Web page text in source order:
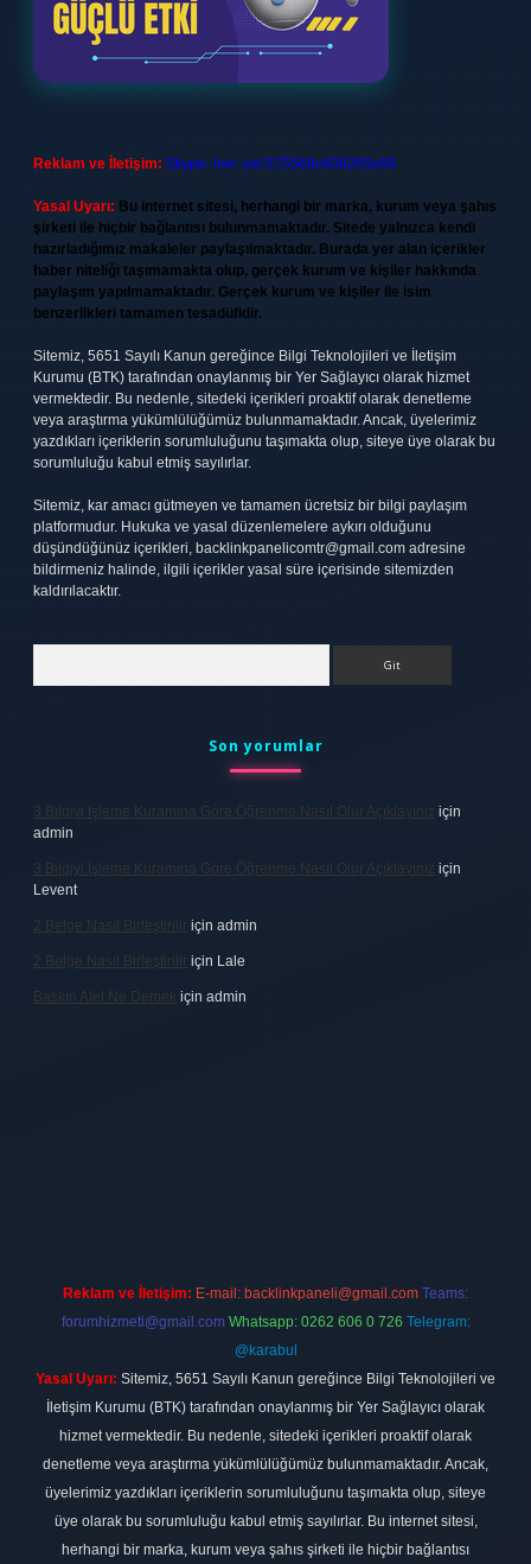
Reklam ve İletişim: Skype: live:.cid.575569c608265c69
Yasal Uyarı: Bu internet sitesi, herhangi bir marka, kurum veya şahıs
şirketi ile hiçbir bağlantısı bulunmamaktadır. Sitede yalnızca kendi
hazırladığımız makaleler paylaşılmaktadır. Burada yer alan içerikler
haber niteliği taşımamakta olup, gerçek kurum ve kişiler hakkında
paylaşım yapılmamaktadır. Gerçek kurum ve kişiler ile isim
benzerlikleri tamamen tesadüfidir.
Sitemiz, 5651 Sayılı Kanun gereğince Bilgi Teknolojileri ve İletişim
Kurumu (BTK) tarafından onaylanmış bir Yer Sağlayıcı olarak hizmet
vermektedir. Bu nedenle, sitedeki içerikleri proaktif olarak denetleme
veya araştırma yükümlülüğümüz bulunmamaktadır. Ancak, üyelerimiz
yazdıkları içeriklerin sorumluluğunu taşımakta olup, siteye üye olarak bu
sorumluluğu kabul etmiş sayılırlar.
Sitemiz, kar amacı gütmeyen ve tamamen ücretsiz bir bilgi paylaşım
platformudur. Hukuka ve yasal düzenlemelere aykırı olduğunu
düşündüğünüz içerikleri, backlinkpanelicomtr@gmail.com adresine
bildirmeniz halinde, ilgili içerikler yasal süre içerisinde sitemizden
kaldırılacaktır.
Son yorumlar
3 Bilgiyi Işleme Kuramına Göre Öğrenme Nasıl Olur Açıklayınız için
admin
3 Bilgiyi Işleme Kuramına Göre Öğrenme Nasıl Olur Açıklayınız için
Levent
2 Belge Nasıl Birleştirilir için admin
2 Belge Nasıl Birleştirilir için Lale
Baskın Alel Ne Demek için admin
Reklam ve İletişim: E-mail: backlinkpaneli@gmail.com Teams:
forumhizmeti@gmail.com Whatsapp: 0262 606 0 726 Telegram:
@karabul
Yasal Uyarı: Sitemiz, 5651 Sayılı Kanun gereğince Bilgi Teknolojileri ve
İletişim Kurumu (BTK) tarafından onaylanmış bir Yer Sağlayıcı olarak
hizmet vermektedir. Bu nedenle, sitedeki içerikleri proaktif olarak
denetleme veya araştırma yükümlülüğümüz bulunmamaktadır. Ancak,
üyelerimiz yazdıkları içeriklerin sorumluluğunu taşımakta olup, siteye
üye olarak bu sorumluluğu kabul etmiş sayılırlar. Bu internet sitesi,
herhangi bir marka, kurum veya şahıs şirketi ile hiçbir bağlantısı